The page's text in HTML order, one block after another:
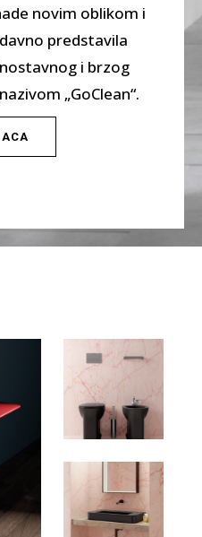
novim oblikom i
predstavila
i brzog
„GoClean“.